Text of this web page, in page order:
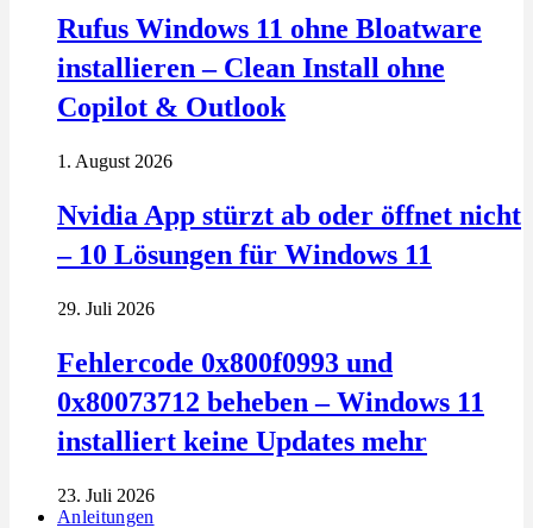
Rufus Windows 11 ohne Bloatware
installieren – Clean Install ohne
Copilot & Outlook
1. August 2026
Nvidia App stürzt ab oder öffnet nicht
– 10 Lösungen für Windows 11
29. Juli 2026
Fehlercode 0x800f0993 und
0x80073712 beheben – Windows 11
installiert keine Updates mehr
23. Juli 2026
Anleitungen